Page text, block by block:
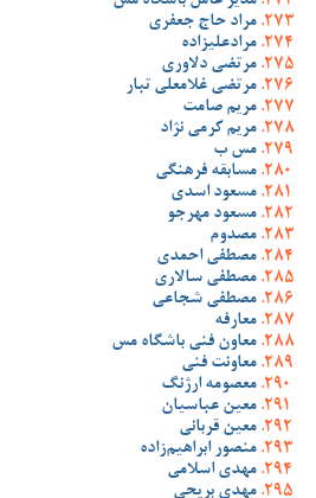
مراد حاج جعفری
مرادعلیزاده
مرتضی دلاوری
مرتضی غلامعلی تبار
مریم صامت
مریم کرمی نژاد
مس ب
مسابقه فرهنگی
مسعود اسدی
مسعود مهرجو
مصدوم
مصطفی احمدی
مصطفی سالاری
مصطفی شجاعی
معارفه
معاون فنی باشگاه مس
معاونت فنی
معصومه ارژنگ
معین عباسیان
معین قربانی
منصور ابراهیم‌زاده
مهدی اسلامی
مهدی بریحی